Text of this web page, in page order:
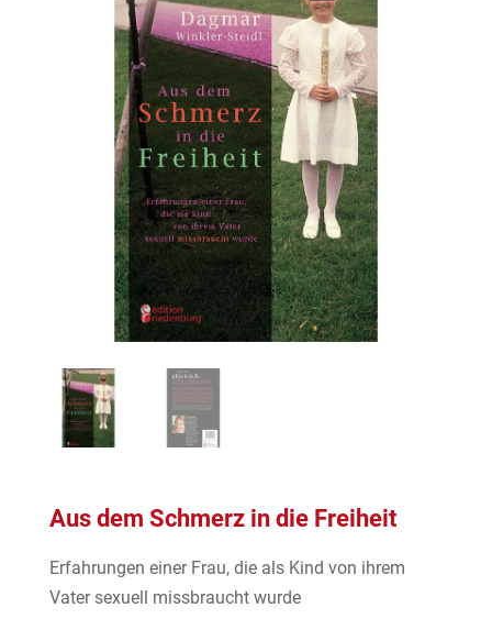
Aus dem Schmerz in die Freiheit
Erfahrungen einer Frau, die als Kind von ihrem
Vater sexuell missbraucht wurde